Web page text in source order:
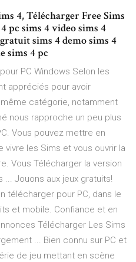
4, Télécharger Free Sims
pc sims 4 video sims 4
sims 4 demo sims 4
sims 4 pc
PC Windows Selon les
appréciés pour avoir
catégorie, notamment
nous rapproche un peu plus
Vous pouvez mettre en
les Sims et vous ouvrir la
Vous Télécharger la version
... Jouons aux jeux gratuits!
télécharger pour PC, dans le
et mobile. Confiance et en
Télécharger Les Sims
... Bien connu sur PC et
de jeu mettant en scène